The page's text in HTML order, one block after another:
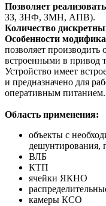
Позволяет
ЗЗ, ЗНФ, ЗМН, АПВ).
Количество
Особенности
позволяет
встроенными в привод
Устройство имеет
и предназначено для
оперативным питанием.
Область применения:
объекты с
дешунтирования,
ВЛБ
КТП
ячейки ЯКНО
камеры КСО